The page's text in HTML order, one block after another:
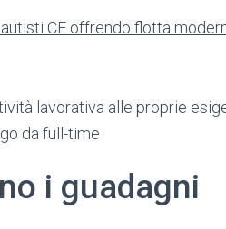
CE offrendo flotta
lavorativa alle proprie
da full-time
i guadagni